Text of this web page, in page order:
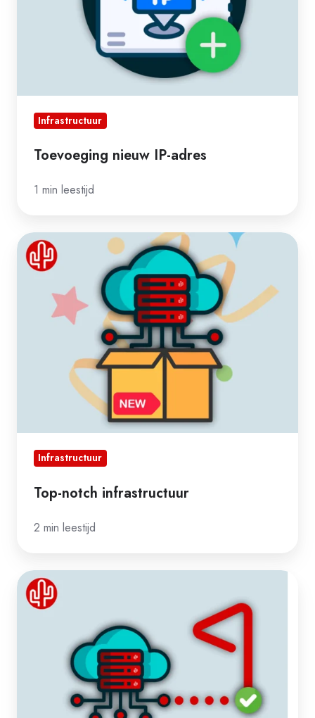
Infrastructuur
Toevoeging nieuw IP-adres
1 min leestijd
Top-
notch
Infrastructuur
Top-notch infrastructuur
2 min leestijd
Belangrijk!
Laatste